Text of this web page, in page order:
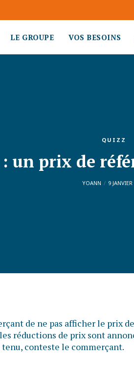
LE GROUPE VOS BESOINS
QUIZZ
: un prix de
YOANN 9
de ne pas afficher le prix
réductions de prix sont
tenu, conteste le commerçant.